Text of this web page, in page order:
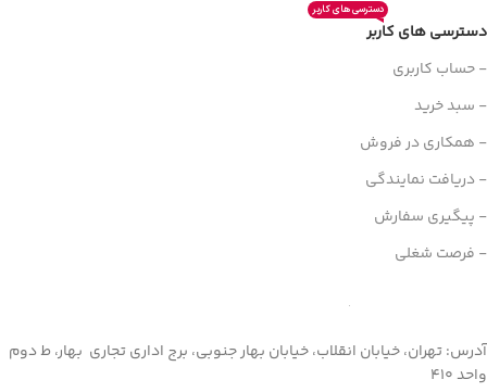
دسترسی های کاربر
دسترسی های کاربر
- حساب کاربری
- سبد خرید
- همکاری در فروش
- دریافت نمایندگی
- پیگیری سفارش
- فرصت شغلی
آدرس: تهران، خیابان انقلاب، خیابان بهار جنوبی، برج اداری تجاری بهار، ط دوم
واحد 410